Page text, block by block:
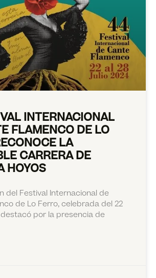
INTERNACIONAL
FLAMENCO DE LO
LA
CARRERA DE
HOYOS
del Festival Internacional de
de Lo Ferro, celebrada del 22
destacó por la presencia de